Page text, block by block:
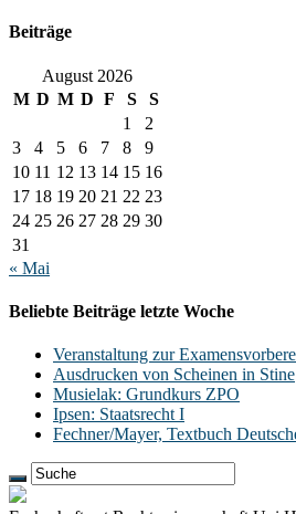
Beiträge
August 2026
M D M D F S
S
1
2
3
4 5 6 7 8
9
10 11 12 13 14 15 16
17 18 19 20 21 22 23
24 25 26 27 28 29 30
31
« Mai
Beliebte Beiträge letzte Woche
Veranstaltung zur
Ausdrucken von Scheinen in Stine
Musielak: Grundkurs ZPO
Ipsen: Staatsrecht I
Fechner/Mayer, Textbuch